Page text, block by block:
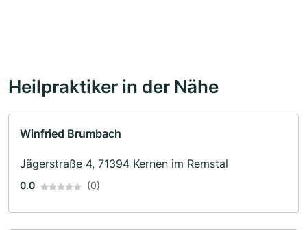
Heilpraktiker in der Nähe
Winfried Brumbach
Jägerstraße 4, 71394 Kernen im Remstal
0.0 (0)